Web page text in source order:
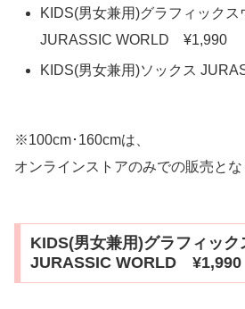
KIDS(男女兼用)グラフィックス
JURASSIC WORLD ¥1,990
KIDS(男女兼用)ソックス
※100cm･160cmは、
オンラインストアのみでの販売とな
KIDS(男女兼用)グラフィック
JURASSIC WORLD ¥1,990